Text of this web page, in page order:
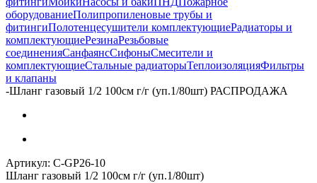
оборудованиеПолипропиленовые трубы и
фитингиПолотенцесушители комплектующиеРадиаторы и
комплектующиеРезинаРезьбовые
соединенияСанфаянсСифоныСмесители и
комплектующиеСтальные радиаторыТеплоизоляцияФильтры
и клапаны
-Шланг газовый 1/2 100см г/г (уп.1/80шт) РАСПРОДАЖА
Артикул: C-GP26-10
Шланг газовый 1/2 100см г/г (уп.1/80шт)